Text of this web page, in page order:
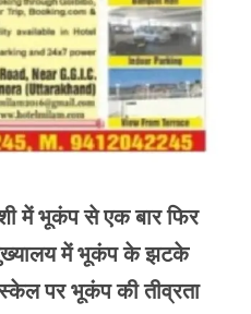
में भूकंप से एक बार फिर
मुख्यालय में भूकंप के झटके
पर भूकंप की तीव्रता